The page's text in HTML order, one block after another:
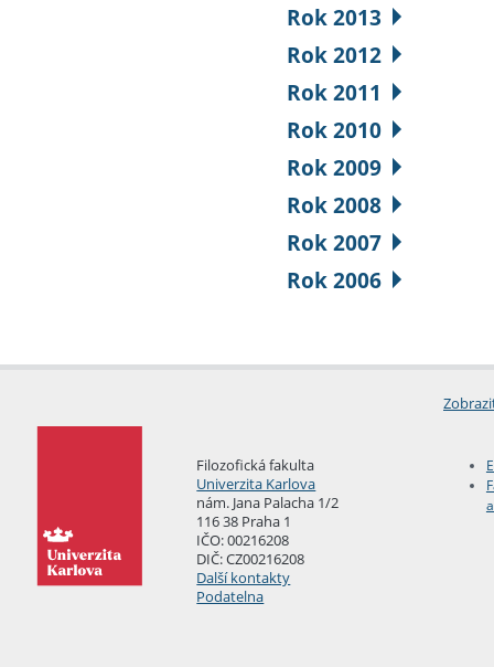
Rok 2013
Rok 2012
Rok 2011
Rok 2010
Rok 2009
Rok 2008
Rok 2007
Rok 2006
Filozofická fakulta
Univerzita Karlova
nám. Jana Palacha 1/2
116 38 Praha 1
IČO: 00216208
DIČ: CZ00216208
Další kontakty
Podatelna